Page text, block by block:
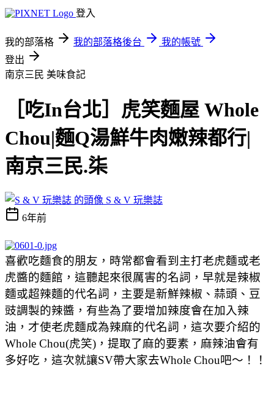
登入
我的部落格 我的部落格後台
我的帳號
登出
南京三民 美味食記
［吃In台北］虎笑麵屋 Whole
Chou|麵Q湯鮮牛肉嫩辣都行|
南京三民.柒
S & V 玩樂誌
6年前
喜歡吃麵食的朋友，時常都會看到主打老虎麵或老
虎醬的麵館，這聽起來很厲害的名詞，早就是辣椒
麵或超辣麵的代名詞，主要是新鮮辣椒、蒜頭、豆
豉調製的辣醬，有些為了要增加辣度會在加入辣
油，才使老虎麵成為辣麻的代名詞，這次要介紹的
Whole Chou(虎笑)，提取了麻的要素，麻辣油會有
多好吃，這次就讓SV帶大家去Whole Chou吧～！！